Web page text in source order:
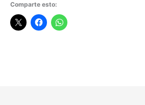
Comparte esto: